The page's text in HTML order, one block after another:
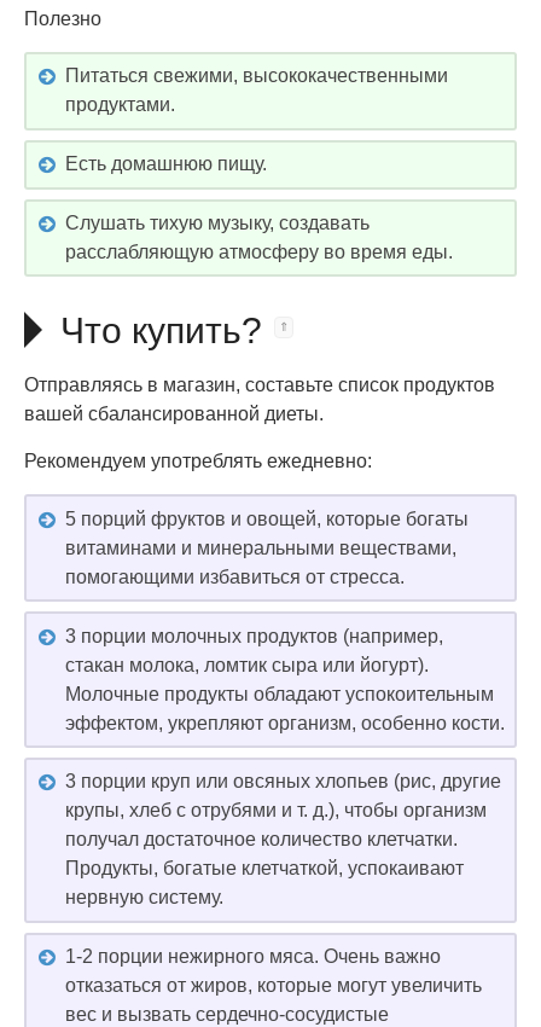
Полезно
Питаться свежими, высококачественными
продуктами.
Есть домашнюю пищу.
Слушать тихую музыку, создавать
расслабляющую атмосферу во время еды.
Что купить?
Отправляясь в магазин, составьте список продуктов
вашей сбалансированной диеты.
Рекомендуем употреблять ежедневно:
5 порций фруктов и овощей, которые богаты
витаминами и минеральными веществами,
помогающими избавиться от стресса.
3 порции молочных продуктов (например,
стакан молока, ломтик сыра или йогурт).
Молочные продукты обладают успокоительным
эффектом, укрепляют организм, особенно кости.
3 порции круп или овсяных хлопьев (рис, другие
крупы, хлеб с отрубями и т. д.), чтобы организм
получал достаточное количество клетчатки.
Продукты, богатые клетчаткой, успокаивают
нервную систему.
1-2 порции нежирного мяса. Очень важно
отказаться от жиров, которые могут увеличить
вес и вызвать сердечно-сосудистые